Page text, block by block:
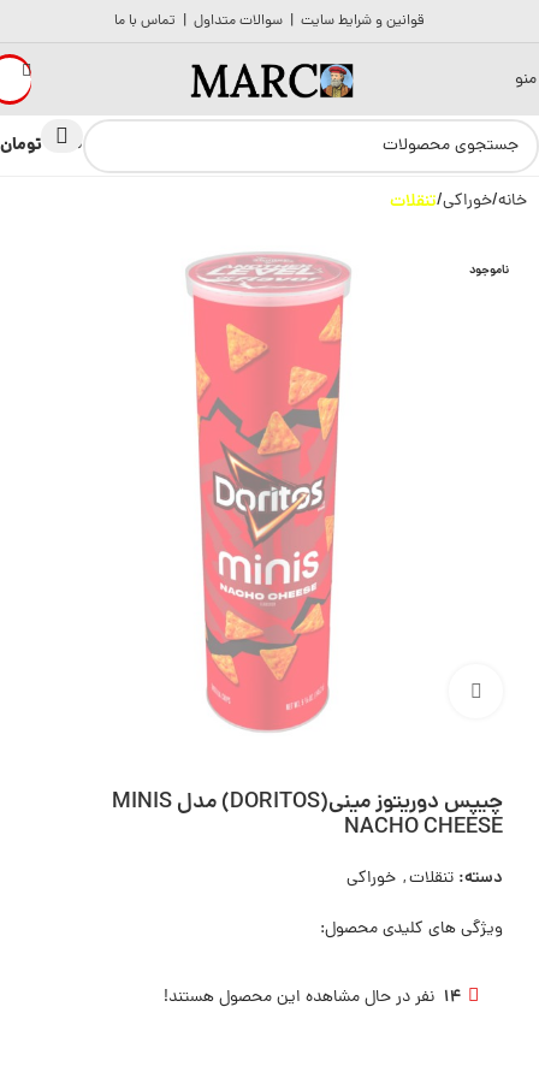
قوانین و شرایط سایت | سوالات متداول | تماس با ما
منو
0 تومان
خانه خوراکی تنقلات
ناموجود
چیپس دوریتوز مینی(DORITOS) مدل MINIS
NACHO CHEESE
دسته: تنقلات, خوراکی
ویژگی های کلیدی محصول:
14 نفر در حال مشاهده این محصول هستند!